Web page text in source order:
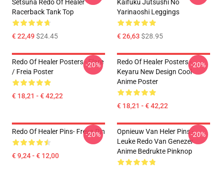
Setsuna Redo Of Healer
Racerback Tank Top
€ 22,49$24.45
Kaifuku Jutsushi No
Yarinaoshi Leggings
€ 26,63 $28.95
Redo Of Healer Posters - Flare
/ Freia Poster
€ 18,21 - € 42,22
-20%
Redo Of Healer Posters -
Keyaru New Design Cool
Anime Poster
€ 18,21 - € 42,22
-20%
Redo Of Healer Pins- Freya Pin
€ 9,24 - € 12,00
-20%
Opnieuw Van Heler Pins -
Leuke Redo Van Genezer
Anime Bedrukte Pinknop
-20%